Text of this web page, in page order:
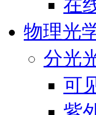
在
物理光
分光
可